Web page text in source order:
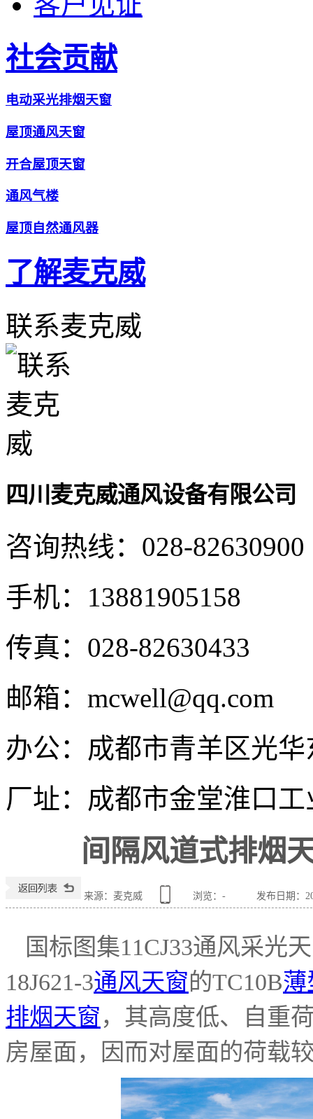
社会贡献
电动采光排烟天窗
屋顶通风天窗
开合屋顶天窗
通风气楼
屋顶自然通风器
了解麦克威
联系麦克威
四川麦克威通风设备有限公司
咨询热线： 028-82630900
手机： 13881905158
传真： 028-82630433
邮箱： mcwell@qq.com
办公： 成都市青羊区光
厂址： 成都市金堂淮口
间隔风道式排烟
来源：麦克威 浏览： - 发布日期：
国标图集11CJ33通风采光
18J621-3通风天窗的TC10B薄
排烟天窗，其高度低、自重
房屋面，因而对屋面的荷载